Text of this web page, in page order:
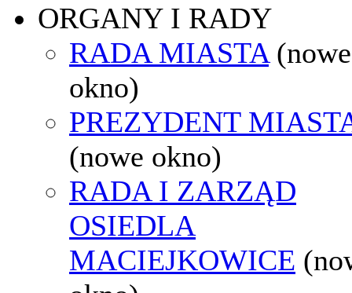
ORGANY I RADY
RADA MIASTA (nowe
okno)
PREZYDENT
(nowe okno)
RADA I ZARZĄD
OSIEDLA
MACIEJKOWICE